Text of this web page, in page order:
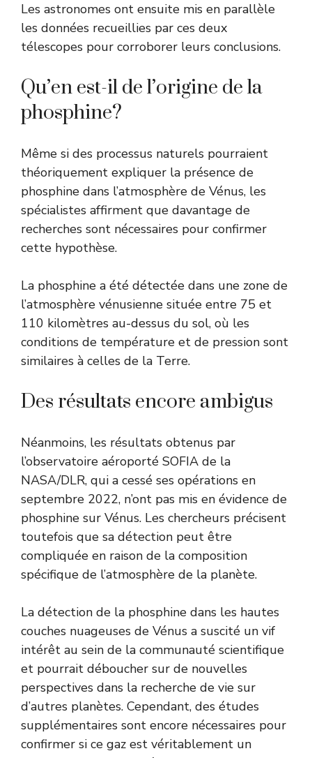
Les astronomes ont ensuite mis en parallèle
les données recueillies par ces deux
télescopes pour corroborer leurs conclusions.
Qu’en est-il de l’origine de la
phosphine?
Même si des processus naturels pourraient
théoriquement expliquer la présence de
phosphine dans l’atmosphère de Vénus, les
spécialistes affirment que davantage de
recherches sont nécessaires pour confirmer
cette hypothèse.
La phosphine a été détectée dans une zone de
l’atmosphère vénusienne située entre 75 et
110 kilomètres au-dessus du sol, où les
conditions de température et de pression sont
similaires à celles de la Terre.
Des résultats encore ambigus
Néanmoins, les résultats obtenus par
l’observatoire aéroporté SOFIA de la
NASA/DLR, qui a cessé ses opérations en
septembre 2022, n’ont pas mis en évidence de
phosphine sur Vénus. Les chercheurs précisent
toutefois que sa détection peut être
compliquée en raison de la composition
spécifique de l’atmosphère de la planète.
La détection de la phosphine dans les hautes
couches nuageuses de Vénus a suscité un vif
intérêt au sein de la communauté scientifique
et pourrait déboucher sur de nouvelles
perspectives dans la recherche de vie sur
d’autres planètes. Cependant, des études
supplémentaires sont encore nécessaires pour
confirmer si ce gaz est véritablement un